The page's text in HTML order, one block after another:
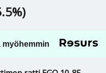
myöhemmin